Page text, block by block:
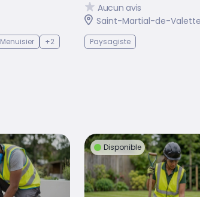
Menuisier +2
Aucun avis
Saint-Martial-de-
Paysagiste
Disponible